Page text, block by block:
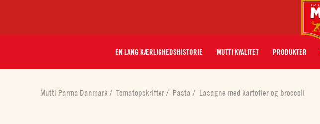
EN LANG KÆRLIGHEDSHISTORIE MUTTI KVALITET PRODUKTER
Mutti Parma Danmark/ Tomatopskrifter/ Pasta/ Lasagne med kartofler og broccoli